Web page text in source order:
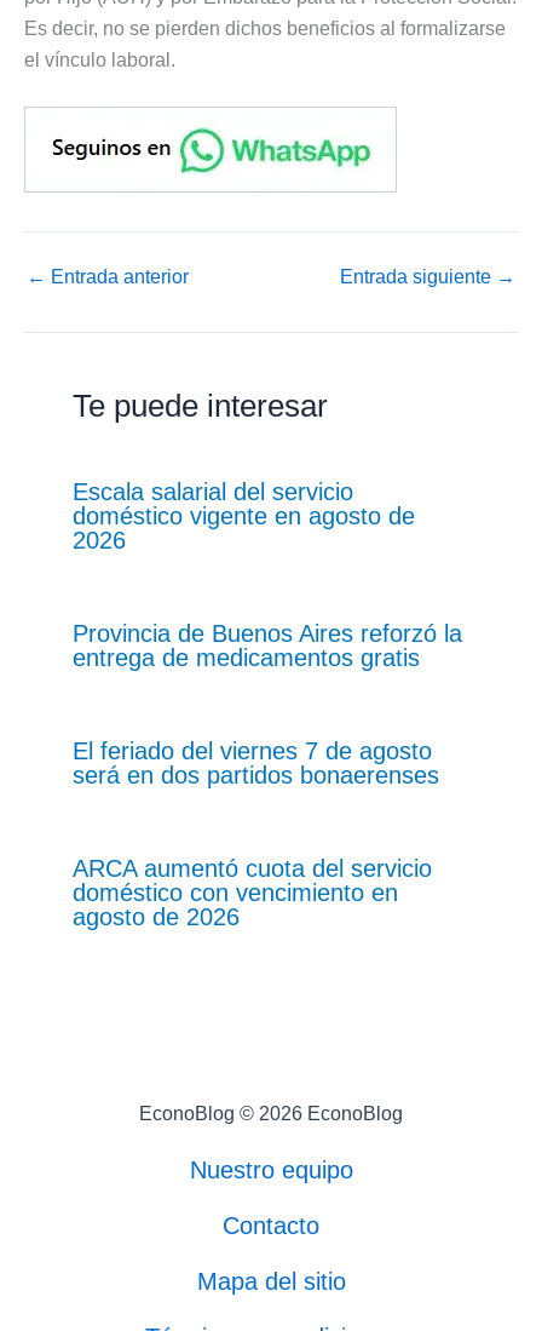
Es decir, no se pierden dichos beneficios al formalizarse
el vínculo laboral.
← Entrada anterior Entrada siguiente →
Te puede interesar
Escala salarial del servicio
doméstico vigente en agosto de
2026
Provincia de Buenos Aires reforzó la
entrega de medicamentos gratis
El feriado del viernes 7 de agosto
será en dos partidos bonaerenses
ARCA aumentó cuota del servicio
doméstico con vencimiento en
agosto de 2026
EconoBlog © 2026 EconoBlog
Nuestro equipo
Contacto
Mapa del sitio